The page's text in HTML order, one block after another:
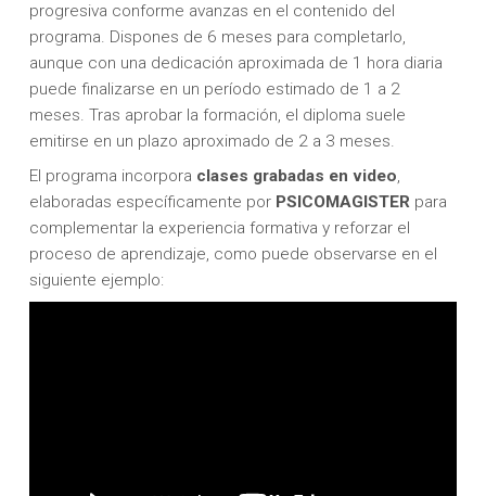
progresiva conforme avanzas en el contenido del
programa. Dispones de 6 meses para completarlo,
aunque con una dedicación aproximada de 1 hora diaria
puede finalizarse en un período estimado de 1 a 2
meses. Tras aprobar la formación, el diploma suele
emitirse en un plazo aproximado de 2 a 3 meses.
El programa incorpora clases grabadas en video,
elaboradas específicamente por PSICOMAGISTERpara
complementar la experiencia formativa y reforzar el
proceso de aprendizaje, como puede observarse en el
siguiente ejemplo: